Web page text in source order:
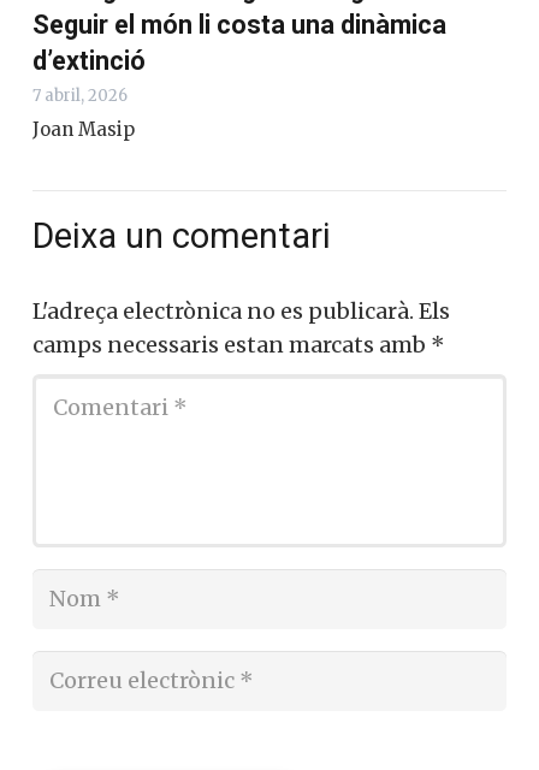
Seguir el món li costa una dinàmica
d’extinció
7 abril, 2026
Joan Masip
Deixa un comentari
L'adreça electrònica no es publicarà. Els
camps necessaris estan marcats amb *